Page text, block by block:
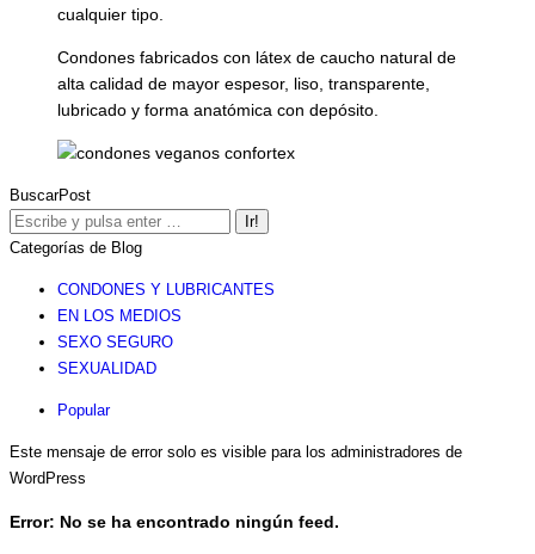
cualquier tipo.
Condones fabricados con látex de caucho natural de
alta calidad de mayor espesor, liso, transparente,
lubricado y forma anatómica con depósito.
BuscarPost
Buscar:
Categorías de Blog
CONDONES Y LUBRICANTES
EN LOS MEDIOS
SEXO SEGURO
SEXUALIDAD
Popular
Este mensaje de error solo es visible para los administradores de
WordPress
Error: No se ha encontrado ningún feed.